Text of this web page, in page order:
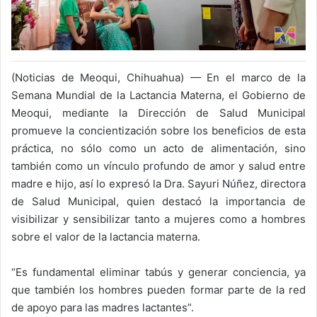
(Noticias de Meoqui, Chihuahua) — En el marco de la
Semana Mundial de la Lactancia Materna, el Gobierno de
Meoqui, mediante la Dirección de Salud Municipal
promueve la concientización sobre los beneficios de esta
práctica, no sólo como un acto de alimentación, sino
también como un vínculo profundo de amor y salud entre
madre e hijo, así lo expresó la Dra. Sayuri Núñez, directora
de Salud Municipal, quien destacó la importancia de
visibilizar y sensibilizar tanto a mujeres como a hombres
sobre el valor de la lactancia materna.
“Es fundamental eliminar tabús y generar conciencia, ya
que también los hombres pueden formar parte de la red
de apoyo para las madres lactantes”.